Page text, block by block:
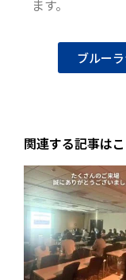
ます。
ブルー
関連する記事は